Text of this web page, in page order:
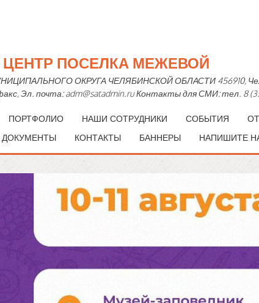
ПОСЕЛКА МЕЖЕВОЙ
ОКРУГА ЧЕЛЯБИНСКОЙ ОБЛАСТИ 456910,
Эл. почта: adm@satadmin.ru Контакты для СМИ: тел. 8
ПОРТФОЛИО НАШИ СОТРУДНИКИ СОБЫТИЯ
КОНТАКТЫ БАННЕРЫ НАПИШИТЕ